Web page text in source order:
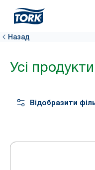
Назад
Усі продукти
Відобразити